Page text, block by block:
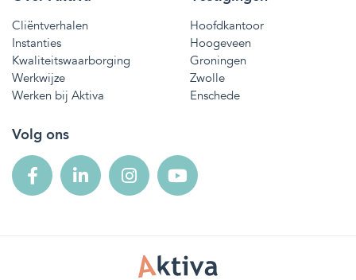
Cliëntverhalen
Instanties
Kwaliteitswaarborging
Werkwijze
Werken bij Aktiva
Hoofdkantoor
Hoogeveen
Groningen
Zwolle
Enschede
Volg ons